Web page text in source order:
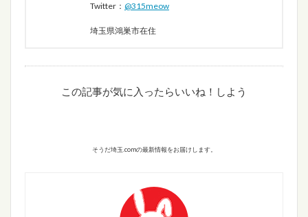
Twitter： @315meow
埼玉県鴻巣市在住
この記事が気に入ったらいいね！しよう
そうだ埼玉.comの最新情報をお届けします。